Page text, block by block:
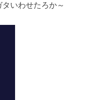
いわせたろか～